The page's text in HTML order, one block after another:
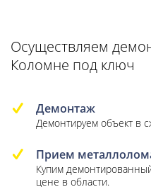
Осуществляем
Коломне под ключ
Демонтаж
Демонтируем объект в
Прием
Купим
цене в области.